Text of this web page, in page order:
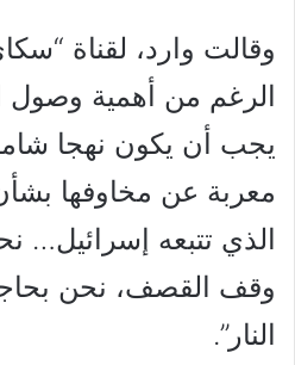
وقالت وارد، لقناة
الرغم من أهمية وصول
يجب أن يكون نهجا
معربة عن مخاوفها
الذي تتبعه إسرائيل…
وقف القصف، نحن
النار”.